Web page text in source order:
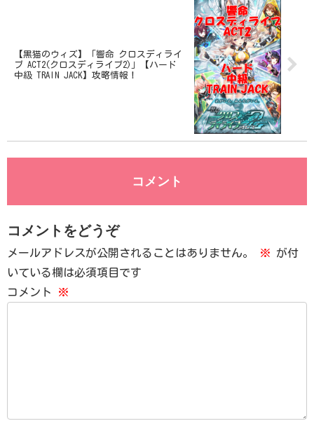
【黒猫のウィズ】「響命 クロスディライ
ブ ACT2(クロスディライブ2)」【ハード
中級 TRAIN JACK】攻略情報！
コメント
コメントをどうぞ
メールアドレスが公開されることはありません。 ※ が付
いている欄は必須項目です
コメント
※